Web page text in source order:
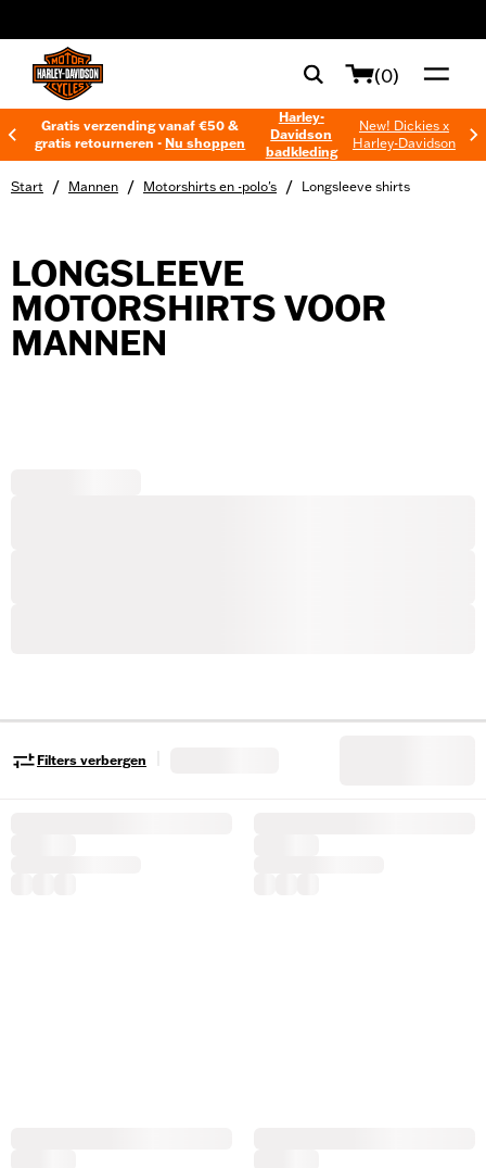
(0)
Gratis verzending vanaf €50 &
gratis retourneren -Nu shoppen
Harley-
Davidson
badkleding
New! Dickies x
Harley-Davidson
Start / Mannen / Motorshirts en -polo's / Longsleeve shirts
LONGSLEEVE
MOTORSHIRTS VOOR
MANNEN
Filters verbergen